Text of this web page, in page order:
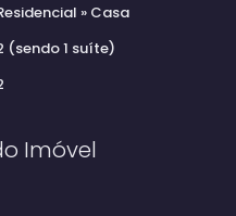
» Casa
(sendo 1 suíte)
Imóvel